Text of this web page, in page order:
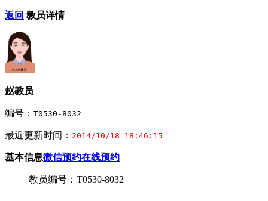
返回 教员详情
赵教员
编号： T0530-8032
最近更新时间： 2014/10/18 18:46:15
基本信息微信预约在线预约
教员编号：T0530-8032